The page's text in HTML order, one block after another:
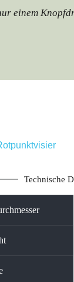
einem
Technische